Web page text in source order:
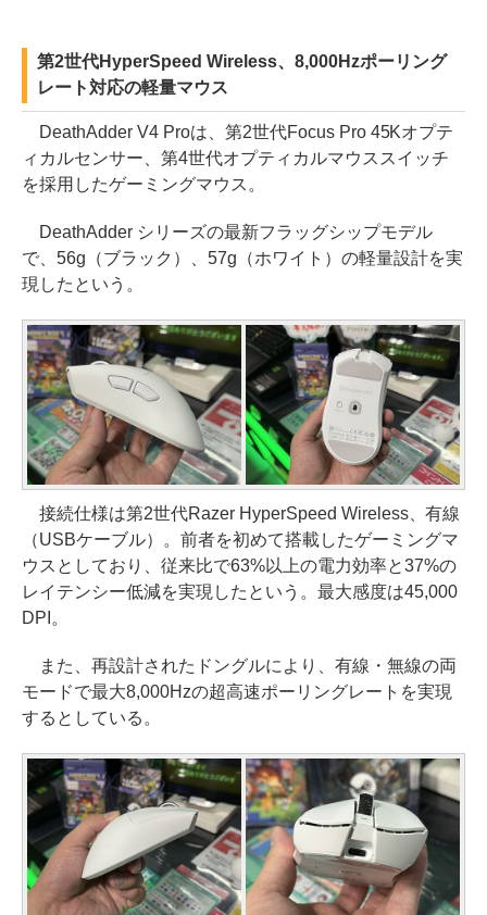
第2世代HyperSpeed Wireless、8,000Hzポーリング
レート対応の軽量マウス
DeathAdder V4 Proは、第2世代Focus Pro 45Kオプテ
ィカルセンサー、第4世代オプティカルマウススイッチ
を採用したゲーミングマウス。
DeathAdder シリーズの最新フラッグシップモデル
で、56g（ブラック）、57g（ホワイト）の軽量設計を実
現したという。
接続仕様は第2世代Razer HyperSpeed Wireless、有線
（USBケーブル）。前者を初めて搭載したゲーミングマ
ウスとしており、従来比で63%以上の電力効率と37%の
レイテンシー低減を実現したという。最大感度は45,000
DPI。
また、再設計されたドングルにより、有線・無線の両
モードで最大8,000Hzの超高速ポーリングレートを実現
するとしている。